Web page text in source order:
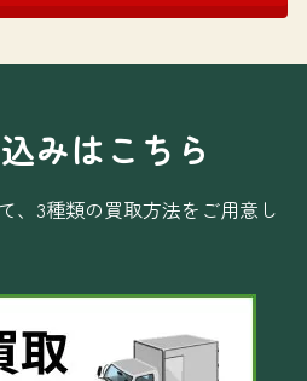
みはこちら
、3種類の買取方法をご用意し